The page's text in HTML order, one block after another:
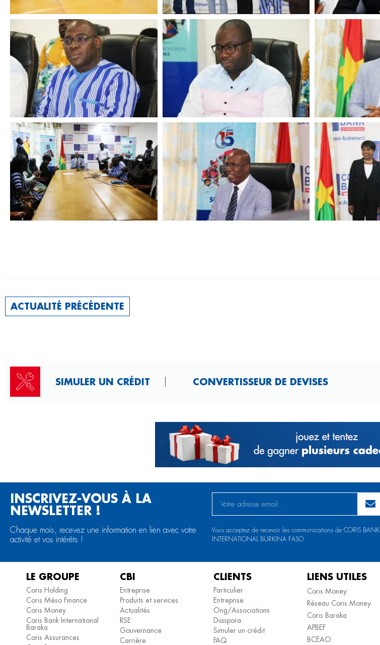
ACTUALITÉ PRÉCÉDENTE
SIMULER UN CRÉDIT CONVERTISSEUR DE DEVISES​
INSCRIVEZ-VOUS À LA
NEWSLETTER !
Chaque mois, recevez une information en lien avec votre
activité et vos intérêts !
Vous acceptez de recevoir les communications de CORIS BANK
INTERNATIONAL BURKINA FASO
LE GROUPE
Coris Holding
Coris Méso Finance
Coris Money
Coris Bank International
Baraka
Coris Assurances
CBI
Entreprise
Produits et services
Actualités
RSE
Gouvernance
Carrière
CLIENTS
Particulier
Entreprise
Ong/Associations
Diaspora
Simuler un crédit
FAQ
LIENS UTILES
Coris Money
Réseau Coris Money
Coris Baraka
APBEF
BCEAO